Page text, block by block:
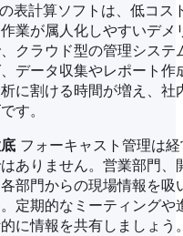
表計算ソフトは、低コス
業が属人化しやすいデメ
クラウド型の管理システ
データ収集やレポート作
に割ける時間が増え、社
す。
フォーキャスト管理は
ありません。営業部門、
部門からの現場情報を吸
定期的なミーティングや
に情報を共有しましょう